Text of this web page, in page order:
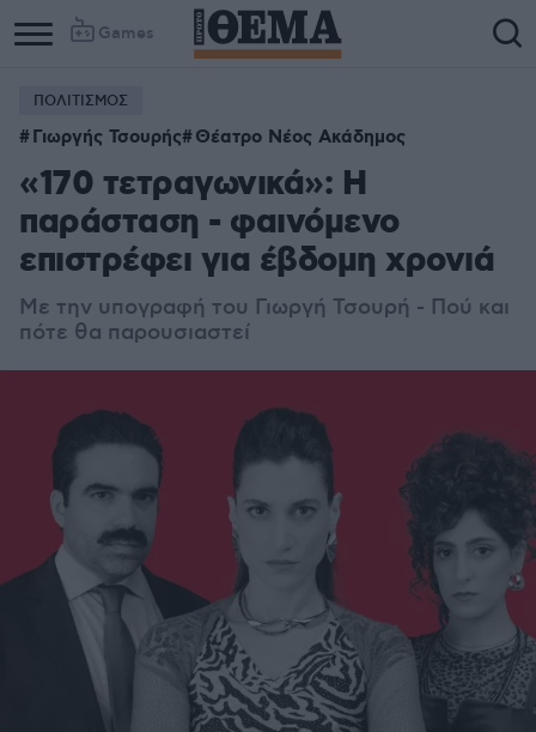
Games
Column
1
Column
2
ΠΟΛΙΤΙΣΜΟΣ
Γιωργής Τσουρής Θέατρο Νέος Ακάδημος
«170 τετραγωνικά»: Η
παράσταση - φαινόμενο
επιστρέφει για έβδομη χρονιά
Με την υπογραφή του Γιωργή Τσουρή - Πού και
πότε θα παρουσιαστεί